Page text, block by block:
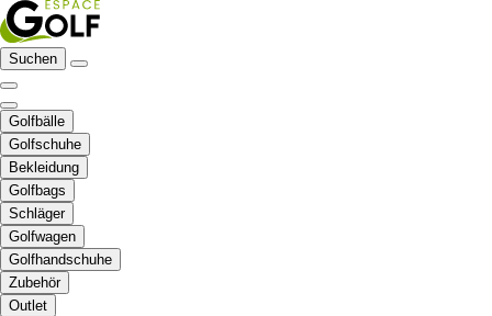
Suchen
Golfbälle
Golfschuhe
Bekleidung
Golfbags
Schläger
Golfwagen
Golfhandschuhe
Zubehör
Outlet